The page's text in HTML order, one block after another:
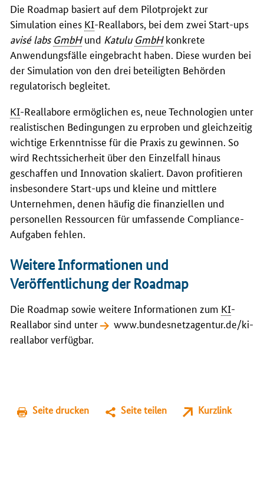
Die Roadmap basiert auf dem Pilotprojekt zur
Simulation eines KI-Reallabors, bei dem zwei Start-ups
avisé labs GmbHund Katulu GmbH konkrete
Anwendungsfälle eingebracht haben. Diese wurden bei
der Simulation von den drei beteiligten Behörden
regulatorisch begleitet.
KI-Reallabore ermöglichen es, neue Technologien unter
realistischen Bedingungen zu erproben und gleichzeitig
wichtige Erkenntnisse für die Praxis zu gewinnen. So
wird Rechtssicherheit über den Einzelfall hinaus
geschaffen und Innovation skaliert. Davon profitieren
insbesondere Start-ups und kleine und mittlere
Unternehmen, denen häufig die finanziellen und
personellen Ressourcen für umfassende Compliance-
Aufgaben fehlen.
Weitere Informationen und
Veröffentlichung der Roadmap
Die Roadmap sowie weitere Informationen zum KI-
Reallabor sind unter
www.bundesnetzagentur.de/ki-
reallaborverfügbar.
Seite drucken Seite teilen Kurzlink